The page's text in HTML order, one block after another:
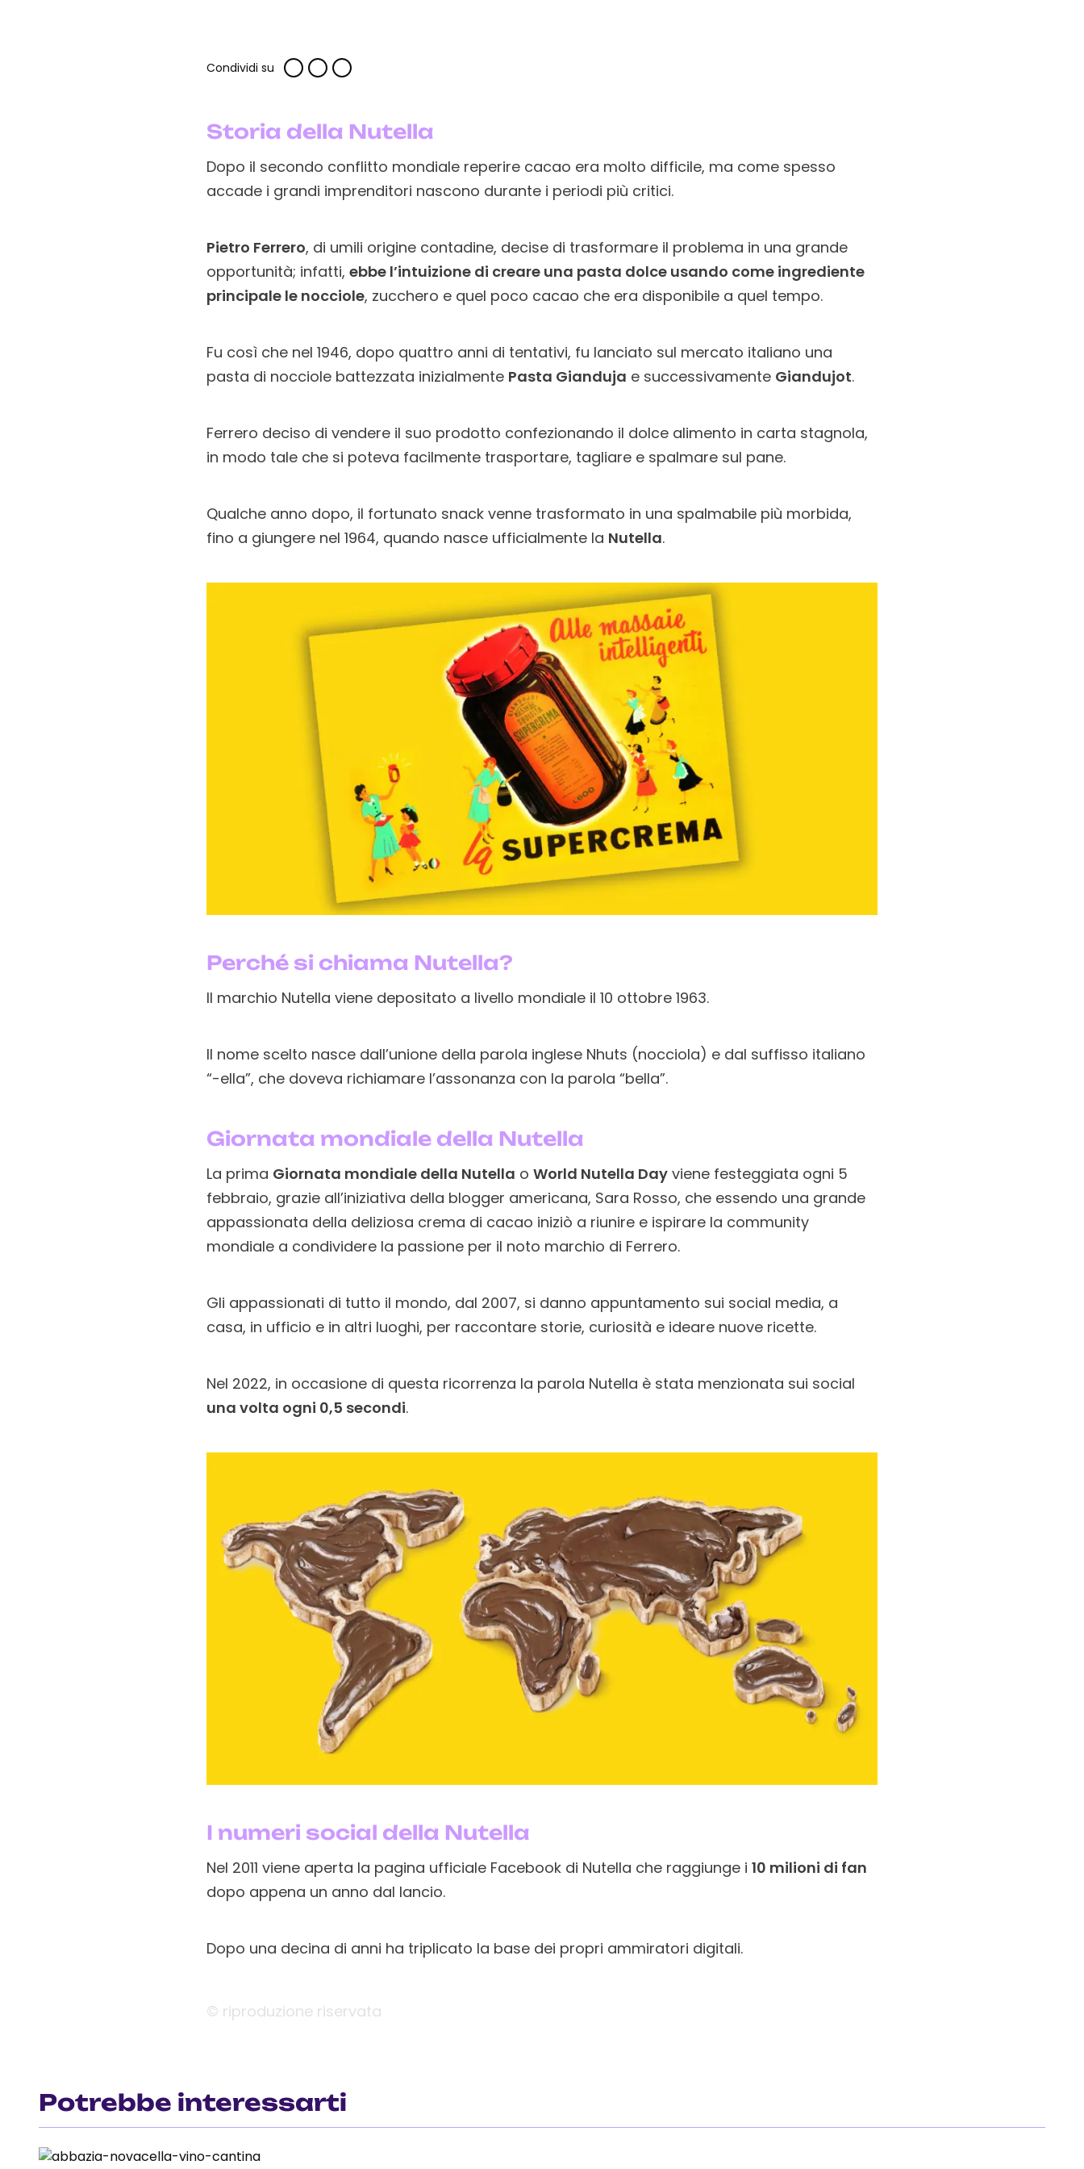
Condividi su
Storia della Nutella
Dopo il secondo conflitto mondiale reperire cacao era molto difficile, ma come spesso
accade i grandi imprenditori nascono durante i periodi più critici.
Pietro Ferrero, di umili origine contadine, decise di trasformare il problema in una grande
opportunità; infatti, ebbe l’intuizione di creare una pasta dolce usando come ingrediente
principale le nocciole, zucchero e quel poco cacao che era disponibile a quel tempo.
Fu così che nel 1946, dopo quattro anni di tentativi, fu lanciato sul mercato italiano una
pasta di nocciole battezzata inizialmente Pasta Gianduja e successivamente Giandujot.
Ferrero deciso di vendere il suo prodotto confezionando il dolce alimento in carta stagnola,
in modo tale che si poteva facilmente trasportare, tagliare e spalmare sul pane.
Qualche anno dopo, il fortunato snack venne trasformato in una spalmabile più morbida,
fino a giungere nel 1964, quando nasce ufficialmente la Nutella.
Perché si chiama Nutella?
Il marchio Nutella viene depositato a livello mondiale il 10 ottobre 1963.
Il nome scelto nasce dall’unione della parola inglese Nhuts (nocciola) e dal suffisso italiano
“-ella”, che doveva richiamare l’assonanza con la parola “bella”.
Giornata mondiale della Nutella
La prima Giornata mondiale della Nutella o World Nutella Day viene festeggiata ogni 5
febbraio, grazie all’iniziativa della blogger americana, Sara Rosso, che essendo una grande
appassionata della deliziosa crema di cacao iniziò a riunire e ispirare la community
mondiale a condividere la passione per il noto marchio di Ferrero.
Gli appassionati di tutto il mondo, dal 2007, si danno appuntamento sui social media, a
casa, in ufficio e in altri luoghi, per raccontare storie, curiosità e ideare nuove ricette.
Nel 2022, in occasione di questa ricorrenza la parola Nutella è stata menzionata sui social
una volta ogni 0,5 secondi.
I numeri social della Nutella
Nel 2011 viene aperta la pagina ufficiale Facebook di Nutella che raggiunge i 10 milioni di fan
dopo appena un anno dal lancio.
Dopo una decina di anni ha triplicato la base dei propri ammiratori digitali.
© riproduzione riservata
Potrebbe interessarti